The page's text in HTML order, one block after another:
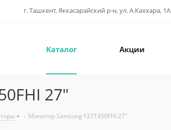
г. Ташкент, Яккасарайский р-н, ул. А.Каххара, 1А
Каталог Акции
27"
- Монитор Samsung F27T450FHI 27"